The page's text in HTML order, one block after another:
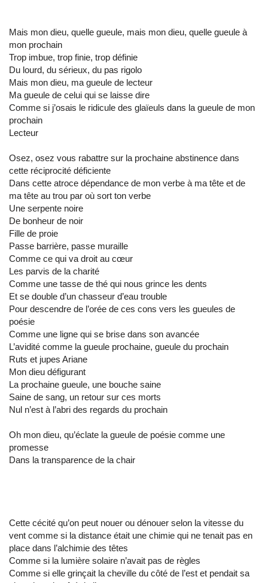
Mais mon dieu, quelle gueule, mais mon dieu, quelle gueule à
mon prochain
Trop imbue, trop finie, trop définie
Du lourd, du sérieux, du pas rigolo
Mais mon dieu, ma gueule de lecteur
Ma gueule de celui qui se laisse dire
Comme si j’osais le ridicule des glaïeuls dans la gueule de mon
prochain
Lecteur
Osez, osez vous rabattre sur la prochaine abstinence dans
cette réciprocité déficiente
Dans cette atroce dépendance de mon verbe à ma tête et de
ma tête au trou par où sort ton verbe
Une serpente noire
De bonheur de noir
Fille de proie
Passe barrière, passe muraille
Comme ce qui va droit au cœur
Les parvis de la charité
Comme une tasse de thé qui nous grince les dents
Et se double d’un chasseur d’eau trouble
Pour descendre de l’orée de ces cons vers les gueules de
poésie
Comme une ligne qui se brise dans son avancée
L’avidité comme la gueule prochaine, gueule du prochain
Ruts et jupes Ariane
Mon dieu défigurant
La prochaine gueule, une bouche saine
Saine de sang, un retour sur ces morts
Nul n’est à l’abri des regards du prochain
Oh mon dieu, qu’éclate la gueule de poésie comme une
promesse
Dans la transparence de la chair
Cette cécité qu’on peut nouer ou dénouer selon la vitesse du
vent comme si la distance était une chimie qui ne tenait pas en
place dans l’alchimie des têtes
Comme si la lumière solaire n’avait pas de règles
Comme si elle grinçait la cheville du côté de l’est et pendait sa